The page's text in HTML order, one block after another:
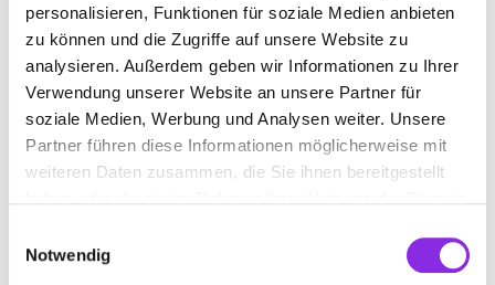
personalisieren, Funktionen für soziale Medien anbieten
zu können und die Zugriffe auf unsere Website zu
analysieren. Außerdem geben wir Informationen zu Ihrer
Verwendung unserer Website an unsere Partner für
soziale Medien, Werbung und Analysen weiter. Unsere
Partner führen diese Informationen möglicherweise mit
weiteren Daten zusammen, die Sie ihnen bereitgestellt
Notwendig
Römerplatz 3| 67098 Bad Dürkheim DE
+49632294430
brillen-bott.de